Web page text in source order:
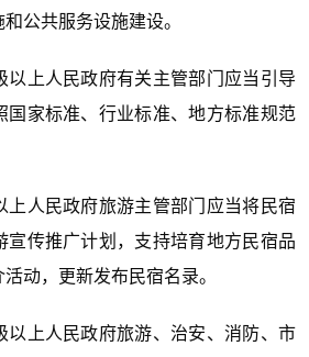
公共服务设施建设。
上人民政府有关主管部门应当引导
国家标准、行业标准、地方标准规范
人民政府旅游主管部门应当将民宿
宣传推广计划，支持培育地方民宿品
动，更新发布民宿名录。
上人民政府旅游、治安、消防、市